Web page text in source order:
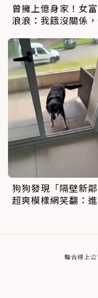
曾擁上億身家！女
浪浪：我餓沒關係
狗狗發現「隔壁新
超爽模樣網笑翻：
聯合線上